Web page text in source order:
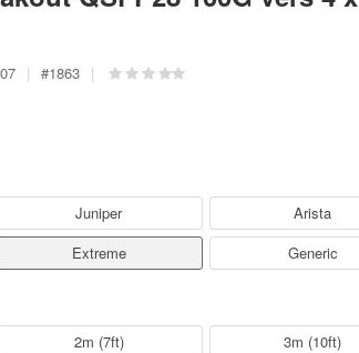
| #1863 |
Juniper
Arista
Extreme Generic
2m (7ft)
3m (10ft)